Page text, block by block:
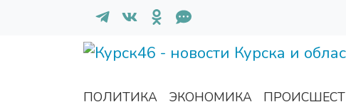
ПОЛИТИКА ЭКОНОМИКА